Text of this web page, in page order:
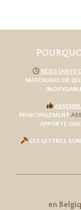
 RÉSISTANTS
MATÉRIAUX DE

PRINCIPALEMENT
APPORTE
 LES LETTRES
en